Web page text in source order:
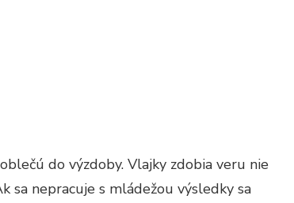
do výzdoby. Vlajky zdobia veru nie
sa nepracuje s mládežou výsledky sa